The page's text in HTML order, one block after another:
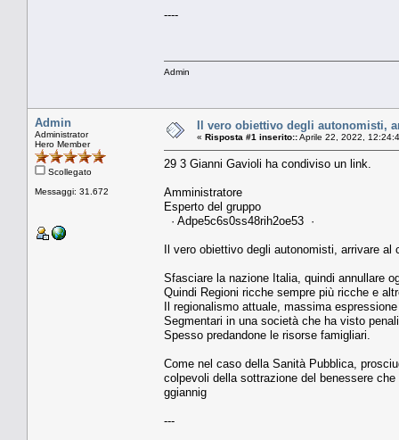
----
Admin
Admin
Administrator
Hero Member
Scollegato
Messaggi: 31.672
Il vero obiettivo degli autonomisti,
« Risposta #1 inserito::Aprile 22, 2022,
29 3 Gianni Gavioli ha condiviso un link.
Amministratore
Esperto del gruppo
· Adpe5c6s0ss48rih2oe53 ·
Il vero obiettivo degli autonomisti, arrivare al
Sfasciare la nazione Italia, quindi annullare
Quindi Regioni ricche sempre più ricche e
Il regionalismo attuale, massima
Segmentari in una società che ha visto
Spesso predandone le risorse famigliari.
Come nel caso della Sanità Pubblica,
colpevoli della sottrazione del benessere
ggiannig
---